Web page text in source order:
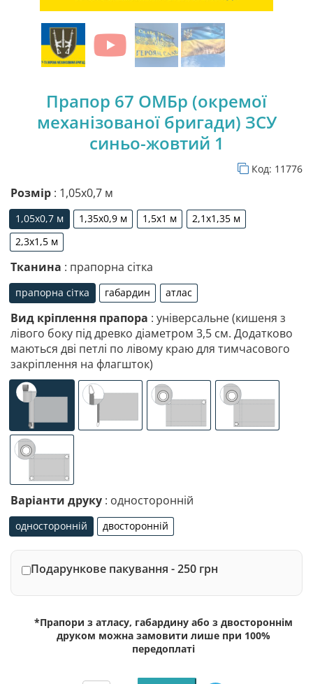
Прапор 67 ОМБр (окремої
механізованої бригади) ЗСУ
синьо-жовтий 1
Код: 11776
Розмір : 1,05х0,7 м
1,05х0,7 м
1,05х0,7 м
1,35х0,9 м
1,35х0,9 м
1,5х1 м
1,5х1 м
2,1х1,35 м
2,1х1,35 м
2,3х1,5 м
2,3х1,5 м
Тканина : прапорна сітка
прапорна сітка
прапорна сітка
габардин
габардин
атлас
атлас
Вид кріплення прапора : універсальне (кишеня з
лівого боку під древко діаметром 3,5 см. Додатково
маються дві петлі по лівому краю для тимчасового
закріплення на флагшток)
Варіанти друку : односторонній
односторонній
односторонній
двосторонній
двосторонній
Подарункове пакування - 250 грн
*Прапори з атласу, габардину або з двостороннім
друком можна замовити лише при 100%
передоплаті